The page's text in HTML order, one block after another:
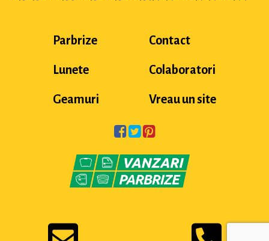
Parbrize
Lunete
Geamuri
Contact
Colaboratori
Vreau un site